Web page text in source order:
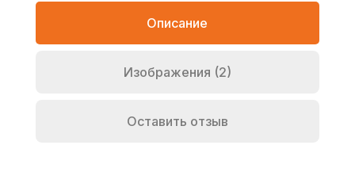
Описание
Изображения (2)
Оставить отзыв